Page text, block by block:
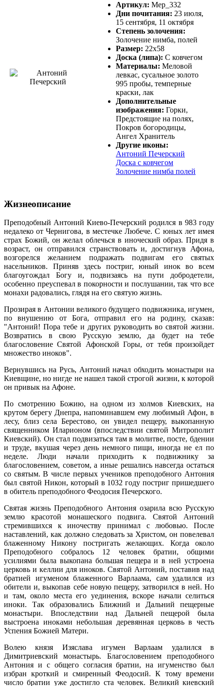
Артикул: Мер_332
Дни почитания: 23 июля,
15 сентября, 11 октября
Степень золочения:
Золочение нимба, полей
Размер: 22х58
Доска (липа): С ковчегом
Материалы: Меловой
левкас, сусальное золото
995 пробы, темперные
краски, лак
Дополнительные
изображения: Горки,
Предстоящие на полях,
Покров богородицы,
Ангел Хранитель
Другие иконы:
Антоний Печерский
Доска с ковчегом
Золочение нимба полей
Жизнеописание
Преподобный Антоний Киево-Печерский родился в 983 году
недалеко от Чернигова, в местечке Любече. С юных лет имея
страх Божий, он желал облечься в иноческий образ. Придя в
возраст, он отправился странствовать и, достигнув Афона,
возгорелся желанием подражать подвигам его святых
насельников. Приняв здесь постриг, юный инок во всем
благоугождал Богу и, подвизаясь на пути добродетели,
особенно преуспевал в покорности и послушании, так что все
монахи радовались, глядя на его святую жизнь.
Прозирая в Антонии великого будущего подвижника, игумен,
по внушению от Бога, отправил его на родину, сказав:
"Антоний! Пора тебе и других руководить во святой жизни.
Возвратись в свою Русскую землю, да будет на тебе
благословение Святой Афонской Горы, от тебя произойдет
множество иноков".
Вернувшись на Русь, Антоний начал обходить монастыри на
Киевщине, но нигде не нашел такой строгой жизни, к которой
он привык на Афоне.
По смотрению Божию, на одном из холмов Киевских, на
крутом берегу Днепра, напоминавшем ему любимый Афон, в
лесу, близ села Берестово, он увидел пещеру, выкопанную
священником Иларионом (впоследствии святой Митрополит
Киевский). Он стал подвизаться там в молитве, посте, бдении
и труде, вкушая через день немного пищи, иногда не ел по
неделе. Люди начали приходить к подвижнику за
благословением, советом, а иные решались навсегда остаться
со святым. В числе первых учеников преподобного Антония
был святой Никон, который в 1032 году постриг пришедшего
в обитель преподобного Феодосия Печерского.
Святая жизнь Преподобного Антония озарила всю Русскую
землю красотой монашеского подвига. Святой Антоний
стремившихся к иночеству принимал с любовью. После
наставлений, как должно следовать за Христом, он повелевал
блаженному Никону постригать желающих. Когда около
Преподобного собралось 12 человек братии, общими
усилиями была выкопана большая пещера и в ней устроена
церковь и келлии для иноков. Святой Антоний, поставив над
братией игуменом блаженного Варлаама, сам удалился из
обители и, выкопав себе новую пещеру, затворился в ней. Но
и там, около места его уединения, вскоре начали селиться
иноки. Так образовались Ближний и Дальний пещерные
монастыри. Впоследствии над Дальней пещерой была
выстроена иноками небольшая деревянная церковь в честь
Успения Божией Матери.
Волею князя Изяслава игумен Варлаам удалился в
Димитриевский монастырь. Благословением преподобного
Антония и с общего согласия братии, на игуменство был
избран кроткий и смиренный Феодосий. К тому времени
число братии уже достигло ста человек. Великий киевский